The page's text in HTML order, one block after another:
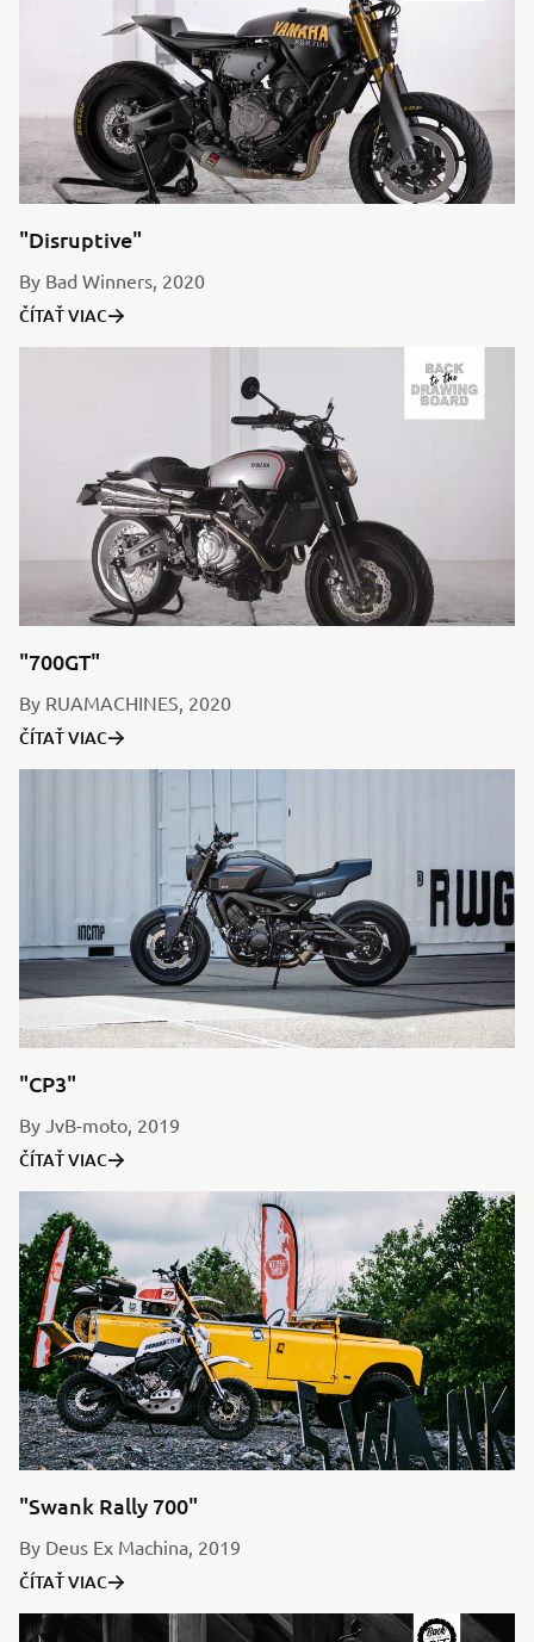
"Disruptive"
By Bad Winners, 2020
ČÍTAŤ VIAC
"700GT"
By RUAMACHINES, 2020
ČÍTAŤ VIAC
"CP3"
By JvB-moto, 2019
ČÍTAŤ VIAC
"Swank Rally 700"
By Deus Ex Machina, 2019
ČÍTAŤ VIAC